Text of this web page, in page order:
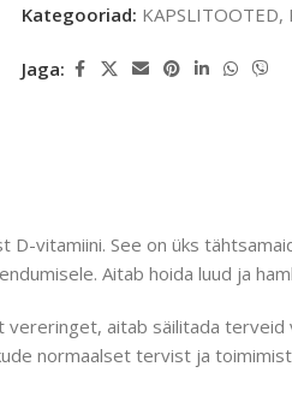
Kategooriad: KAPSLITOOTED,
Jaga:
D-vitamiini. See on üks
Aitab hoida luud ja
aitab säilitada terveid
normaalset tervist ja